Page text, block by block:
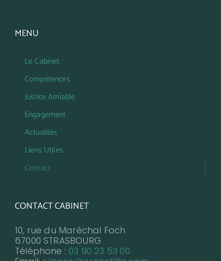
MENU
Le Cabinet
Compétences
Justice Amiable
Engagement
Actualités
Liens Utiles
Contact
CONTACT CABINET
10, rue du Maréchal Foch
67000 STRASBOURG
Téléphone : 03 90 23 53 00